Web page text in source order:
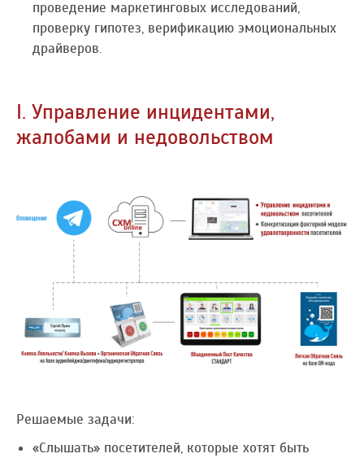
проведение маркетинговых исследований,
проверку гипотез, верификацию эмоциональных
драйверов.
I. Управление инцидентами,
жалобами и недовольством
Решаемые задачи:
«Слышать» посетителей, которые хотят быть